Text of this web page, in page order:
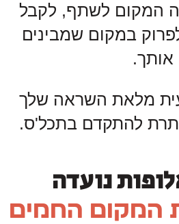
המקום לשתף, לקבל
במקום שמבינים
אותך.
מלאת השראה שלך
להתקדם בתכל'ס.
נועדה
המקום החמים